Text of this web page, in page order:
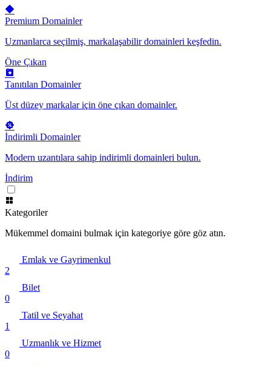
Premium Domainler
Uzmanlarca seçilmiş, markalaşabilir domainleri keşfedin.
Öne Çıkan
Tanıtılan Domainler
Üst düzey markalar için öne çıkan domainler.
İndirimli Domainler
Modern uzantılara sahip indirimli domainleri bulun.
İndirim
Kategoriler
Mükemmel domaini bulmak için kategoriye göre göz atın.
Emlak ve Gayrimenkul
2
Bilet
0
Tatil ve Seyahat
1
Uzmanlık ve Hizmet
0